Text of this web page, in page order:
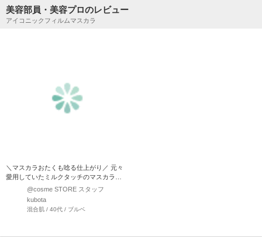
美容部員・美容プロのレビュー
アイコニックフィルムマスカラ
＼マスカラおたくも唸る仕上がり／ 元々
愛用していたミルクタッチのマスカラ！
NEWバージョンも迷…
@cosme STORE スタッフ
kubota
混合肌 / 40代 / ブルベ